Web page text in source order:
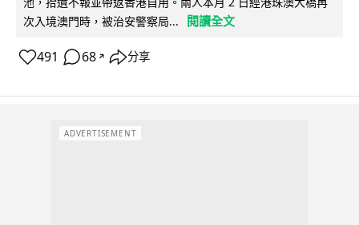
次入境澳門時，被治安警察局...
閱讀全文
491 68 ↗ 分享
ADVERTISEMENT